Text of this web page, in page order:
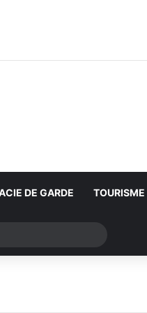
DE GARDE TOURISME